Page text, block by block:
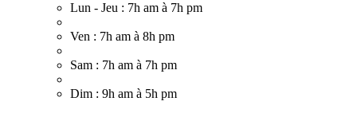
Lun - Jeu : 7h am à 7h pm
Ven : 7h am à 8h pm
Sam : 7h am à 7h pm
Dim : 9h am à 5h pm